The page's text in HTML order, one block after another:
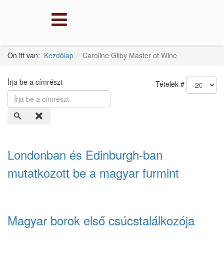
Ön itt van: Kezdőlap Caroline Gilby Master of Wine
Írja be a címrészt Tételek #
Londonban és Edinburgh-ban
mutatkozott be a magyar furmint
Magyar borok első csúcstalálkozója